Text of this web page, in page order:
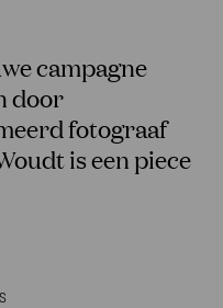
campagne
door
fotograaf
is een piece